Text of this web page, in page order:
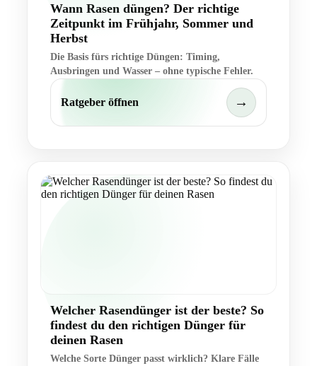
Wann Rasen düngen? Der richtige
Zeitpunkt im Frühjahr, Sommer und
Herbst
Die Basis fürs richtige Düngen: Timing,
Ausbringen und Wasser – ohne typische Fehler.
Ratgeber öffnen →
Welcher Rasendünger ist der beste? So
findest du den richtigen Dünger für
deinen Rasen
Welche Sorte Dünger passt wirklich? Klare Fälle